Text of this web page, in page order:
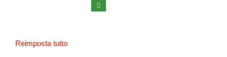
Reimposta tutto